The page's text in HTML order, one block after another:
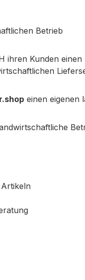
Betrieb
ihren Kunden
einen eigenen